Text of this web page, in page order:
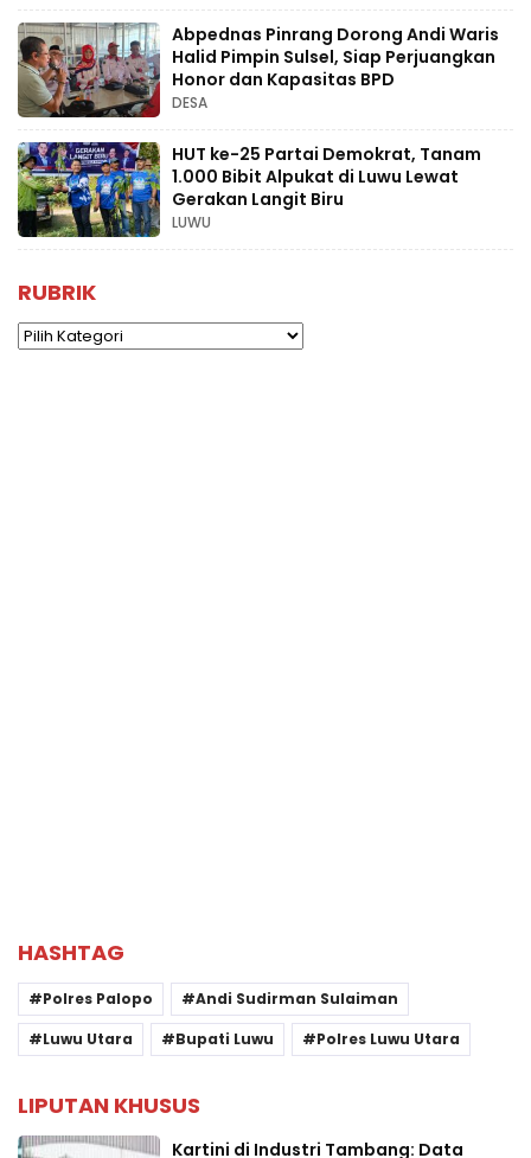
Abpednas Pinrang Dorong Andi Waris
Halid Pimpin Sulsel, Siap Perjuangkan
Honor dan Kapasitas BPD
DESA
HUT ke-25 Partai Demokrat, Tanam
1.000 Bibit Alpukat di Luwu Lewat
Gerakan Langit Biru
LUWU
RUBRIK
Rubrik
HASHTAG
Polres Palopo
Andi Sudirman Sulaiman
Luwu Utara
Bupati Luwu Polres Luwu Utara
LIPUTAN KHUSUS
Kartini di Industri Tambang: Data